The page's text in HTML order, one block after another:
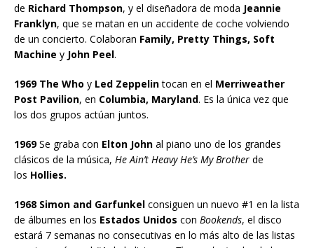
de Richard Thompson, y el diseñadora de moda Jeannie
Franklyn, que se matan en un accidente de coche volviendo
de un concierto. Colaboran Family, Pretty Things, Soft
Machine y John Peel.
1969 The Who y Led Zeppelintocan en el Merriweather
Post Pavilion, en Columbia, Maryland. Es la única vez que
los dos grupos actúan juntos.
1969Se graba con Elton John al piano uno de los grandes
clásicos de la música, He Ain’t Heavy He’s My Brother de
los Hollies.
1968 Simon and Garfunkel consiguen un nuevo #1 en la lista
de álbumes en los Estados Unidos con Bookends, el disco
estará 7 semanas no consecutivas en lo más alto de las listas